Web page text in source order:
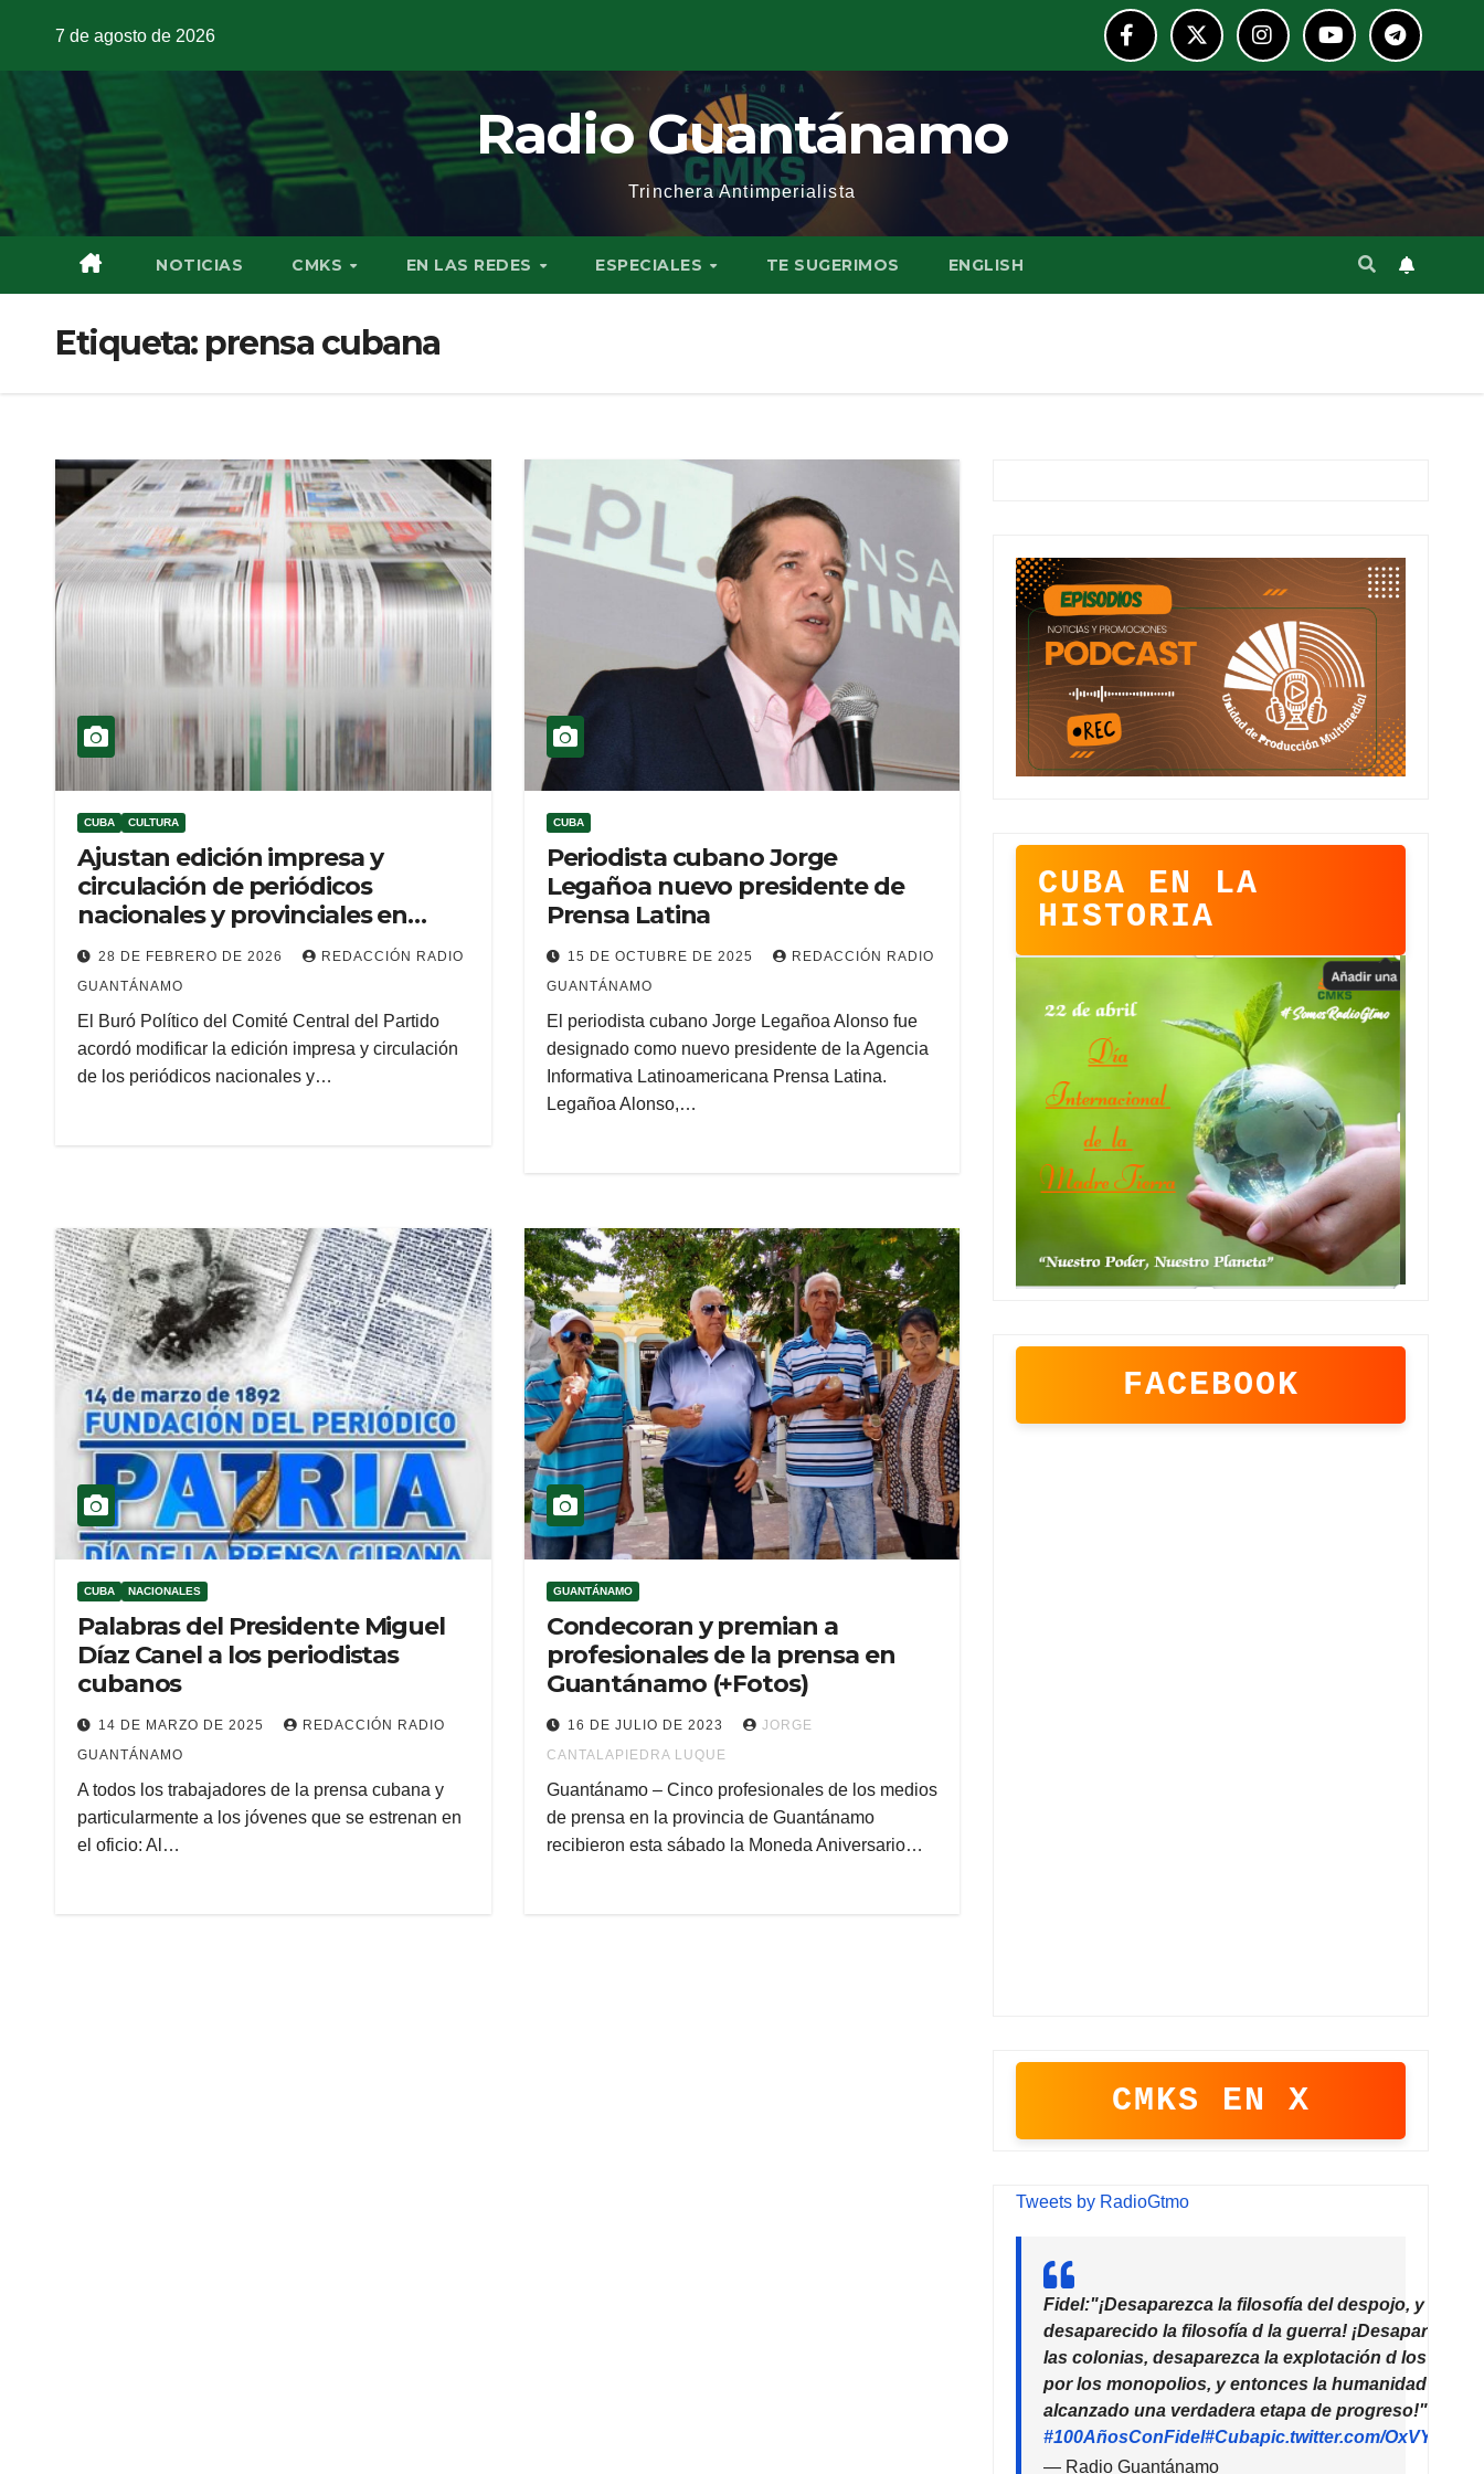
7 de agosto de 2026
Radio Guantánamo
Trinchera Antimperialista
NOTICIAS CMKS EN LAS REDES ESPECIALES TE SUGERIMOS ENGLISH
Etiqueta: prensa cubana
CUBA CULTURA
Ajustan edición impresa y
circulación de periódicos
nacionales y provinciales en
Cuba
28 DE FEBRERO DE 2026
REDACCIÓN RADIO
GUANTÁNAMO
El Buró Político del Comité Central del Partido
acordó modificar la edición impresa y circulación
de los periódicos nacionales y…
CUBA
Periodista cubano Jorge
Legañoa nuevo presidente de
Prensa Latina
15 DE OCTUBRE DE 2025
REDACCIÓN RADIO
GUANTÁNAMO
El periodista cubano Jorge Legañoa Alonso fue
designado como nuevo presidente de la Agencia
Informativa Latinoamericana Prensa Latina.
Legañoa Alonso,…
CUBA NACIONALES
Palabras del Presidente Miguel
Díaz Canel a los periodistas
cubanos
14 DE MARZO DE 2025
REDACCIÓN RADIO
GUANTÁNAMO
A todos los trabajadores de la prensa cubana y
particularmente a los jóvenes que se estrenan en
el oficio: Al…
GUANTÁNAMO
Condecoran y premian a
profesionales de la prensa en
Guantánamo (+Fotos)
16 DE JULIO DE 2023
JORGE
CANTALAPIEDRA LUQUE
Guantánamo – Cinco profesionales de los medios
de prensa en la provincia de Guantánamo
recibieron esta sábado la Moneda Aniversario…
CUBA EN LA
HISTORIA
FACEBOOK
CMKS EN X
Tweets by RadioGtmo
Fidel:"¡Desaparezca la filosofía del despojo, y habrá
desaparecido la filosofía d la guerra! ¡Desaparezcan
las colonias, desaparezca la explotación d los
por los monopolios, y entonces la humanidad habrá
alcanzado una verdadera etapa de progreso!"
#100AñosConFidel#Cubapic.twitter.com/
— Radio Guantánamo